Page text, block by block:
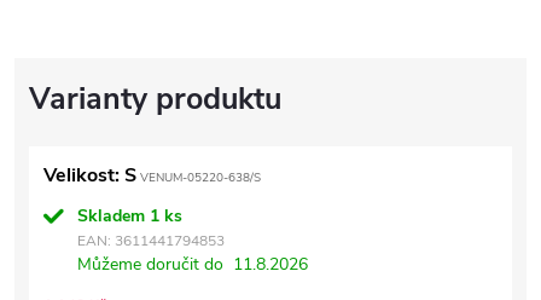
Velikost: S VENUM-05220-638/S
Skladem 1 ks
EAN: 3611441794853
Můžeme doručit do 11.8.2026